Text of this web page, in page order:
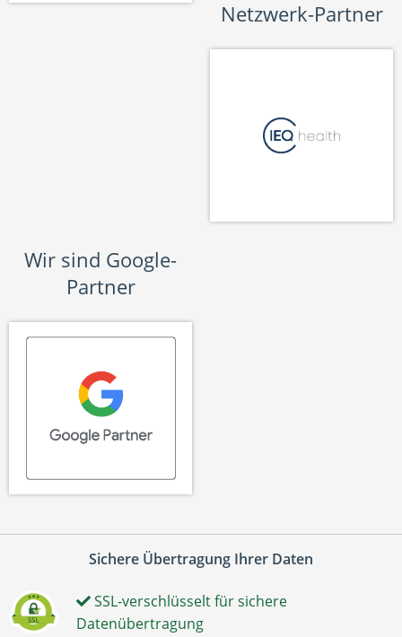
Netzwerk-Partner
Wir sind Google-
Partner
Sichere Übertragung Ihrer Daten
SSL-verschlüsselt für sichere
Datenübertragung